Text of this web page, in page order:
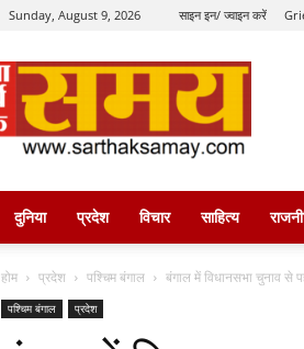
Sunday, August 9, 2026 साइन इन/ ज्वाइन करें
सार्थक
समय
दुनिया प्रदेश विचार साहित्य
होम प्रदेश पश्चिम बंगाल बंगाल में विधानसभा चुनाव से
पश्चिम बंगाल प्रदेश